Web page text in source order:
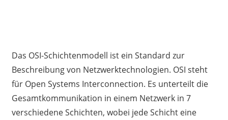
Das OSI-Schichtenmodell ist ein Standard zur
Beschreibung von Netzwerktechnologien. OSI steht
für Open Systems Interconnection. Es unterteilt die
Gesamtkommunikation in einem Netzwerk in 7
verschiedene Schichten, wobei jede Schicht eine